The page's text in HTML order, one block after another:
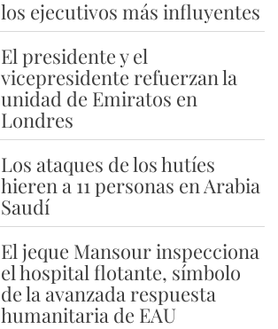
los ejecutivos más influyentes
El presidente y el
vicepresidente refuerzan la
unidad de Emiratos en
Londres
Los ataques de los hutíes
hieren a 11 personas en Arabia
Saudí
El jeque Mansour inspecciona
el hospital flotante, símbolo
de la avanzada respuesta
humanitaria de EAU